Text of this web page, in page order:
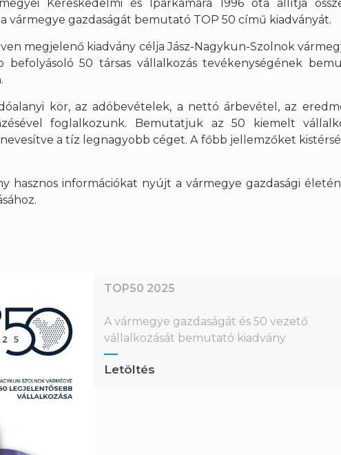
Kereskedelmi és Iparkamara 1996 óta állítja
vármegye gazdaságát bemutató TOP 50 című kiadványát.
megjelenő kiadvány célja Jász-Nagykun-Szolnok
50 társas vállalkozás tevékenységének
kör, az adóbevételek, a nettó árbevétel, az
foglalkozunk. Bemutatjuk az 50 kiemelt
a tíz legnagyobb céget. A főbb jellemzőket
hasznos információkat nyújt a vármegye gazdasági
TOP50 2025
A vármegye gazdaságát és 50 vezető
vállalkozását bemutató kiadvány
Letöltés